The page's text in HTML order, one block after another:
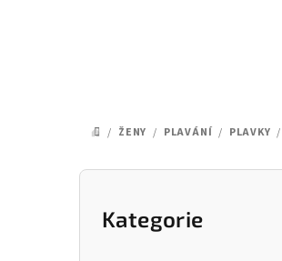
DOMŮ
/ ŽENY / PLAVÁNÍ / PLAVKY /
P
Přeskočit
kategorie
Kategorie